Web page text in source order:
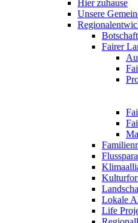
Hier zuhause
Unsere
Fairer
Lokale
Life